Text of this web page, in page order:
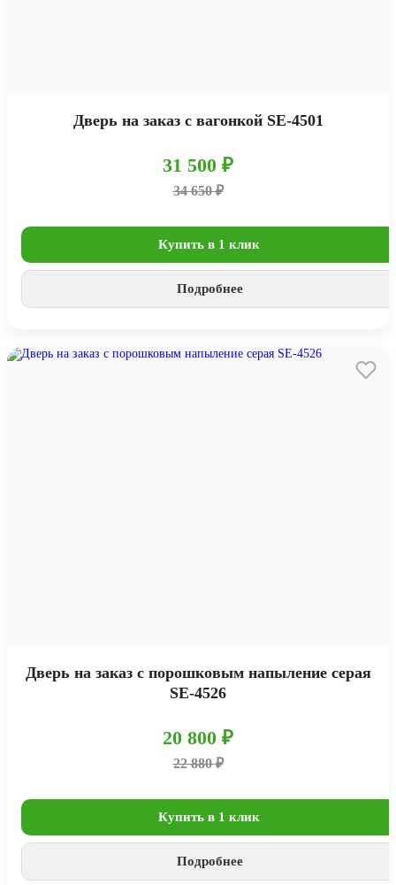
Дверь на заказ с вагонкой SE-4501
31 500 ₽
34 650 ₽
Купить в 1 клик
Подробнее
Дверь на заказ с порошковым напыление серая
SE-4526
20 800 ₽
22 880 ₽
Купить в 1 клик
Подробнее